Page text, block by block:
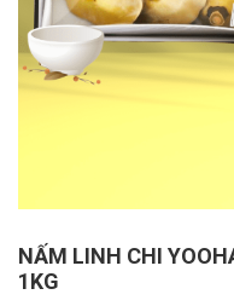
NẤM LINH CHI
1KG